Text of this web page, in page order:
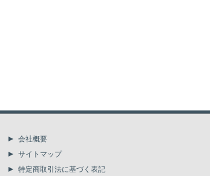
190
会社概要
サイトマップ
特定商取引法に基づく表記